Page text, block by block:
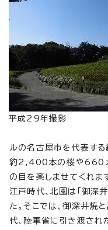
平成29年撮影
ルの名古屋市を代表する
約2,400本の桜や660メ
の目を楽しませてくれます
江戸時代、北園は「御深
た。そこでは、御深井焼
代、陸軍省に引き渡され